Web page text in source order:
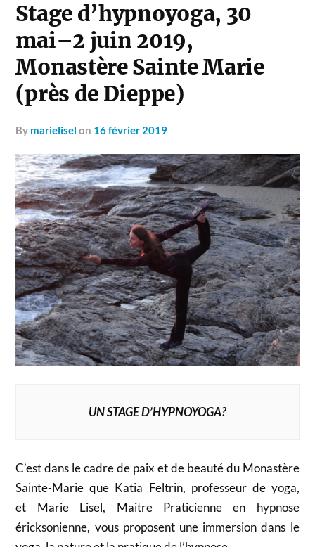
Stage d’hypnoyoga, 30
mai–2 juin 2019,
Monastère Sainte Marie
(près de Dieppe)
by marielisel on 16 février 2019
UN STAGE D’HYPNOYOGA?
C’est dans le cadre de paix et de beauté du Monastère
Sainte-Marie que Katia Feltrin, professeur de yoga,
et Marie Lisel, Maitre Praticienne en hypnose
éricksonienne, vous proposent une immersion dans le